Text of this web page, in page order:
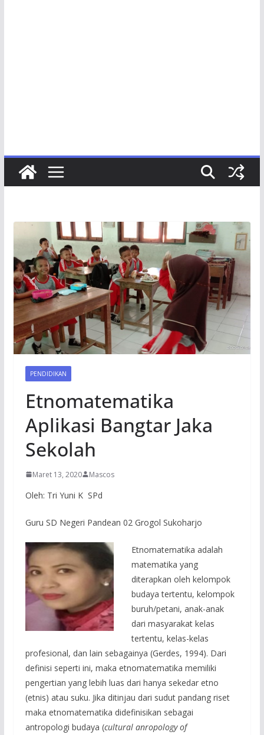
PENDIDIKAN
Etnomatematika
Aplikasi Bangtar Jaka
Sekolah
Maret 13, 2020 Mascos
Oleh: Tri Yuni K SPd
Guru SD Negeri Pandean 02 Grogol Sukoharjo
Etnomatematika adalah
matematika yang
diterapkan oleh kelompok
budaya tertentu, kelompok
buruh/petani, anak-anak
dari masyarakat kelas
tertentu, kelas-kelas
profesional, dan lain sebagainya (Gerdes, 1994). Dari
definisi seperti ini, maka etnomatematika memiliki
pengertian yang lebih luas dari hanya sekedar etno
(etnis) atau suku. Jika ditinjau dari sudut pandang riset
maka etnomatematika didefinisikan sebagai
antropologi budaya (cultural anropology of